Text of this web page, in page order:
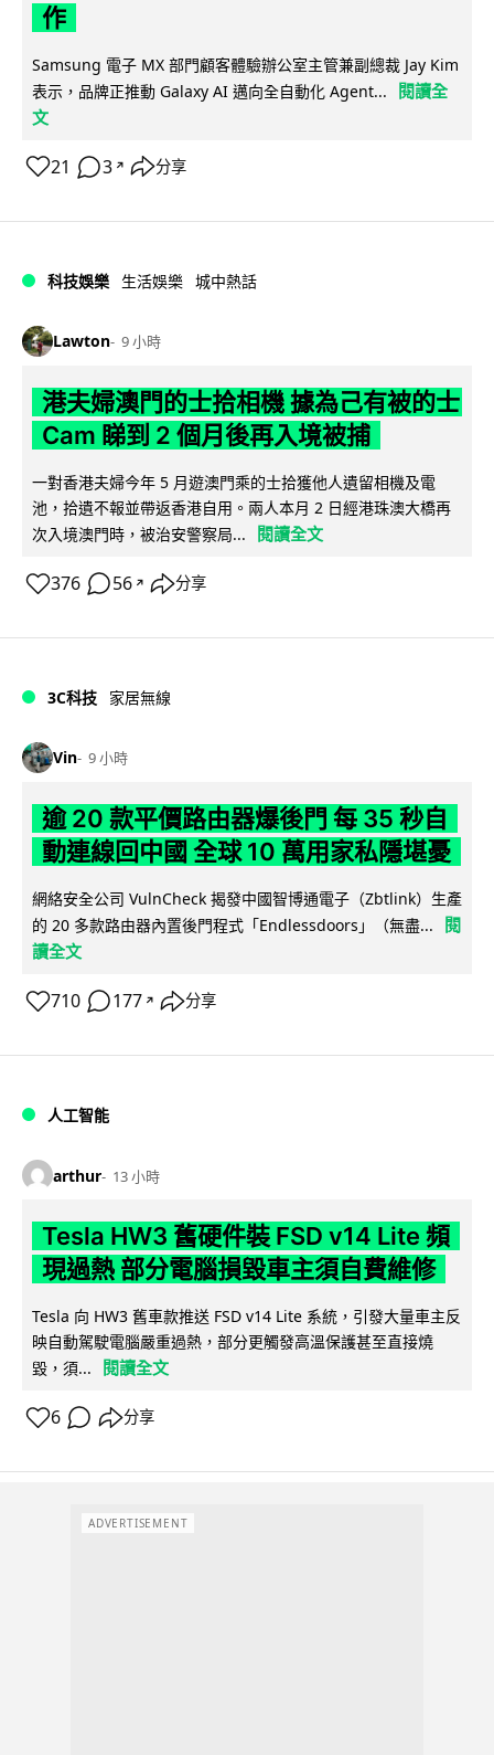
作
Samsung 電子 MX 部門顧客體驗辦公室主管兼副總裁 Jay Kim
表示，品牌正推動 Galaxy AI 邁向全自動化 Agent...
閱讀全
文
21 3 ↗ 分享
科技娛樂 生活娛樂 城中熱話
Lawton 9 小時
港夫婦澳門的士拾相機 據為己有被的士
Cam 睇到 2 個月後再入境被捕
一對香港夫婦今年 5 月遊澳門乘的士拾獲他人遺留相機及電
池，拾遺不報並帶返香港自用。兩人本月 2 日經港珠澳大橋再
次入境澳門時，被治安警察局...
閱讀全文
376 56 ↗ 分享
3C科技 家居無線
Vin 9 小時
逾 20 款平價路由器爆後門 每 35 秒自
動連線回中國 全球 10 萬用家私隱堪憂
網絡安全公司 VulnCheck 揭發中國智博通電子（Zbtlink）生產
的 20 多款路由器內置後門程式「Endlessdoors」（無盡...
閱
讀全文
710 177 ↗ 分享
人工智能
arthur 13 小時
Tesla HW3 舊硬件裝 FSD v14 Lite 頻
現過熱 部分電腦損毀車主須自費維修
Tesla 向 HW3 舊車款推送 FSD v14 Lite 系統，引發大量車主反
映自動駕駛電腦嚴重過熱，部分更觸發高溫保護甚至直接燒
毀，須...
閱讀全文
6 分享
ADVERTISEMENT